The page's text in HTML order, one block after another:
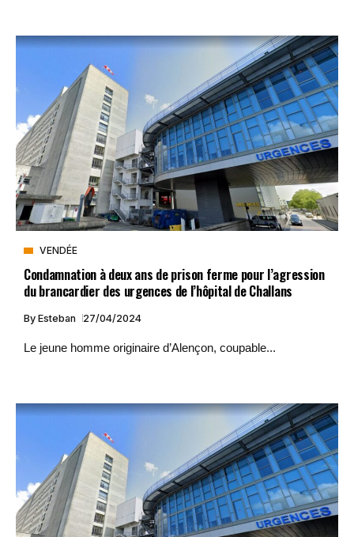
VENDÉE
Condamnation à deux ans de prison ferme pour l’agression
du brancardier des urgences de l’hôpital de Challans
By Esteban 27/04/2024
Le jeune homme originaire d’Alençon, coupable...